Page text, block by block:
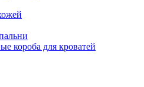
короба для кроватей